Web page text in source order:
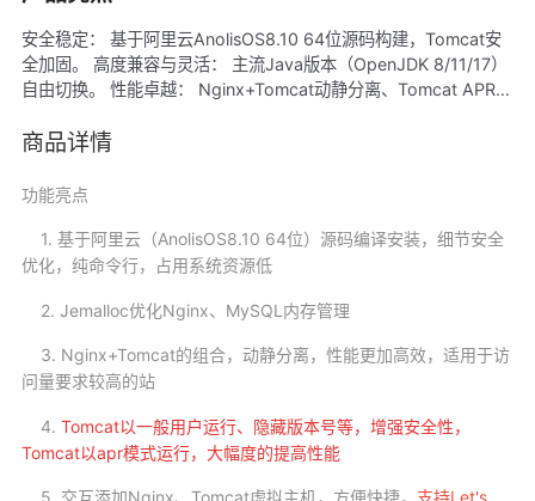
安全稳定： 基于阿里云AnolisOS8.10 64位源码构建，Tomcat安
全加固。 高度兼容与灵活： 主流Java版本（OpenJDK 8/11/17）
自由切换。 性能卓越： Nginx+Tomcat动静分离、Tomcat APR模
键创建虚拟主机、核心组件在线升级脚本，大幅降低管理复杂度。
供可靠的数据保护。
商品详情
功能亮点
1. 基于阿里云（AnolisOS8.10 64位）源码编译安装，细节安全
优化，纯命令行，占用系统资源低
2. Jemalloc优化Nginx、MySQL内存管理
3. Nginx+Tomcat的组合，动静分离，性能更加高效，适用于访
问量要求较高的站
4. Tomcat以一般用户运行、隐藏版本号等，增强安全性，
Tomcat以apr模式运行，大幅度的提高性能